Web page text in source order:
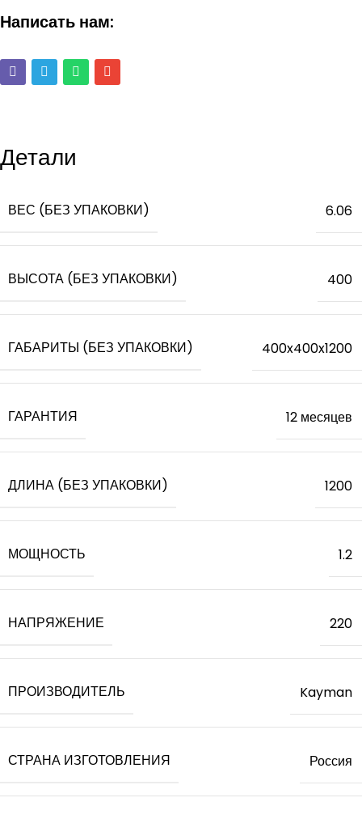
Написать нам:
Детали
ВЕС (БЕЗ УПАКОВКИ) 6.06
ВЫСОТА (БЕЗ УПАКОВКИ) 400
ГАБАРИТЫ (БЕЗ УПАКОВКИ) 400x400x1200
ГАРАНТИЯ 12 месяцев
ДЛИНА (БЕЗ УПАКОВКИ) 1200
МОЩНОСТЬ 1.2
НАПРЯЖЕНИЕ 220
ПРОИЗВОДИТЕЛЬ Kayman
СТРАНА ИЗГОТОВЛЕНИЯ Россия